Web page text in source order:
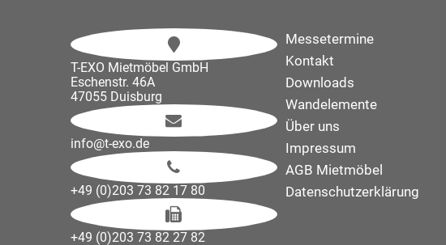
T-EXO Mietmöbel GmbH
Eschenstr. 46A
47055 Duisburg
info@t-exo.de
+49 (0)203 73 82 17 80
+49 (0)203 73 82 27 82
Messetermine
Kontakt
Downloads
Wandelemente
Über uns
Impressum
AGB Mietmöbel
Datenschutzerklärung